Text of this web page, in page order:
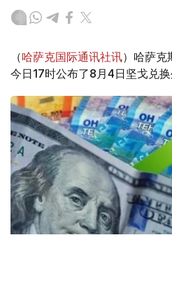
（哈萨克国际通讯社讯）哈萨克
今日17时公布了8月4日坚戈兑换